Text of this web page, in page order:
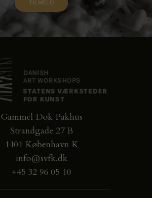
Gammel Dok Pakhus
Strandgade 27 B
1401 København K
info@svfk.dk
+45 32 96 05 10